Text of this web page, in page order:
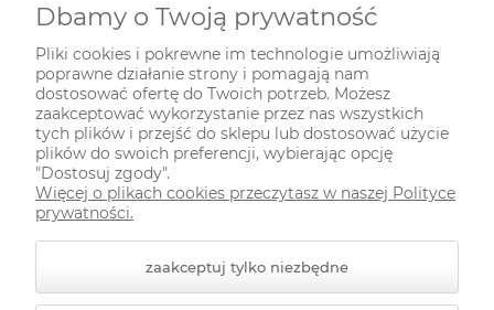
INFORMACJE
ODWIEDŹ NAS NA
Dbamy o Twoją prywatność
Pliki cookies i pokrewne im technologie umożliwiają
poprawne działanie strony i pomagają nam
dostosować ofertę do Twoich potrzeb. Możesz
zaakceptować wykorzystanie przez nas wszystkich
tych plików i przejść do sklepu lub dostosować użycie
plików do swoich preferencji, wybierając opcję
"Dostosuj zgody".
Więcej o plikach cookies przeczytasz w naszej Polityce
prywatności.
zaakceptuj tylko niezbędne